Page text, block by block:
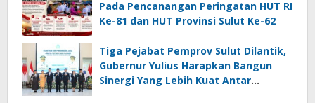
Pada Pencanangan Peringatan HUT RI
Ke-81 dan HUT Provinsi Sulut Ke-62
Tiga Pejabat Pemprov Sulut Dilantik,
Gubernur Yulius Harapkan Bangun
Sinergi Yang Lebih Kuat Antar